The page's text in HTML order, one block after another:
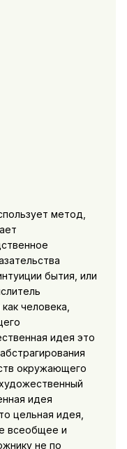
метод,
бытия, или
человека,
идея это
окружающего
идея
цельная идея,
всеобщее и
не по